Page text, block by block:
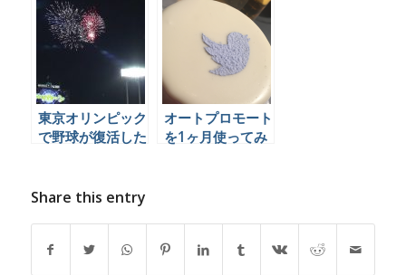
た超個人的な体験
からその価値を考
える。
見たか、まとめ
東京オリンピック
で野球が復活した
言っているのか見
オートプロモート
を1ヶ月使ってみ
Share this entry